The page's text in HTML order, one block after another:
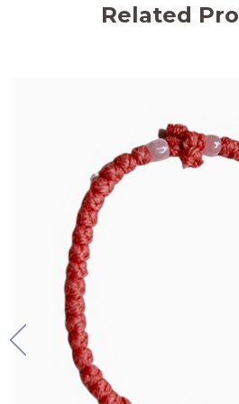
Related